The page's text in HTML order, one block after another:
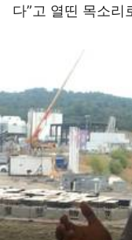
다”고 열띤 목소리